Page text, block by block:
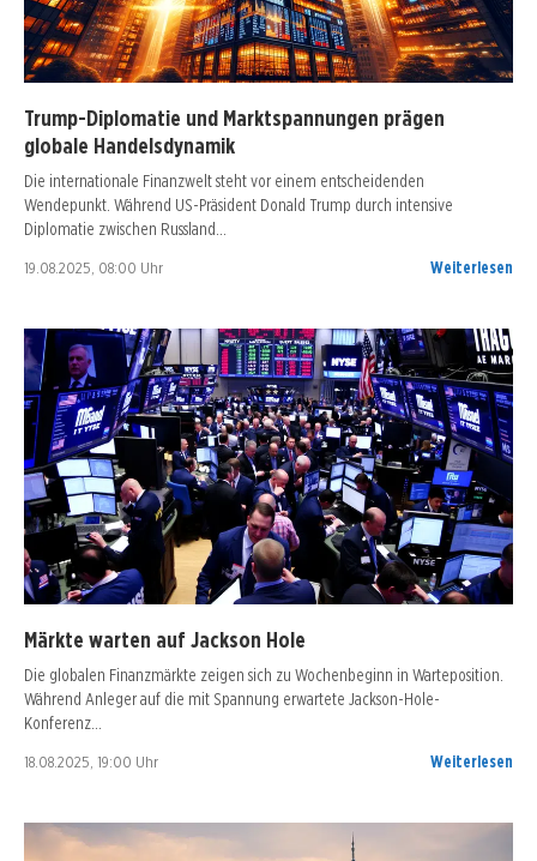
Trump-Diplomatie und Marktspannungen prägen
globale Handelsdynamik
Die internationale Finanzwelt steht vor einem entscheidenden
Wendepunkt. Während US-Präsident Donald Trump durch intensive
Diplomatie zwischen Russland…
19.08.2025, 08:00 Uhr Weiterlesen
Märkte warten auf Jackson Hole
Die globalen Finanzmärkte zeigen sich zu Wochenbeginn in Warteposition.
Während Anleger auf die mit Spannung erwartete Jackson-Hole-
Konferenz…
18.08.2025, 19:00 Uhr Weiterlesen